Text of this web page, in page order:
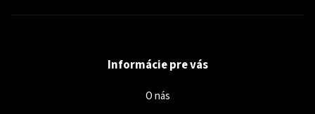
Informácie pre vás
O nás